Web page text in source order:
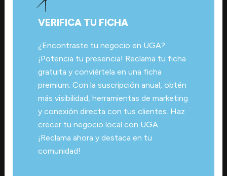
VERIFICA TU FICHA
¿Encontraste tu negocio en UGA?
¡Potencia tu presencia! Reclama tu ficha
gratuita y conviértela en una ficha
premium. Con la suscripción anual, obtén
más visibilidad, herramientas de marketing
y conexión directa con tus clientes. Haz
crecer tu negocio local con UGA.
¡Reclama ahora y destaca en tu
comunidad!